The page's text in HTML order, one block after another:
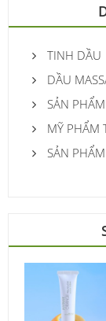
TINH DẦU
DẦU
SẢN
MỸ PHẨM
SẢN